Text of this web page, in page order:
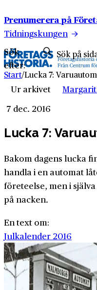
Prenumerera på
Tidningskungen
Sök
efter:
Start/Lucka 7:
Ur arkivet
7 dec. 2016
Lucka 7:
Bakom dagens lucka
handla i en automat
företeelse, men i
på nacken.
En text om:
Julkalender 2016